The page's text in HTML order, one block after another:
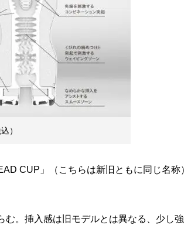
）
CUP」（こちらは新旧ともに同じ名称）
。挿入感は旧モデルとは異なる、少し強